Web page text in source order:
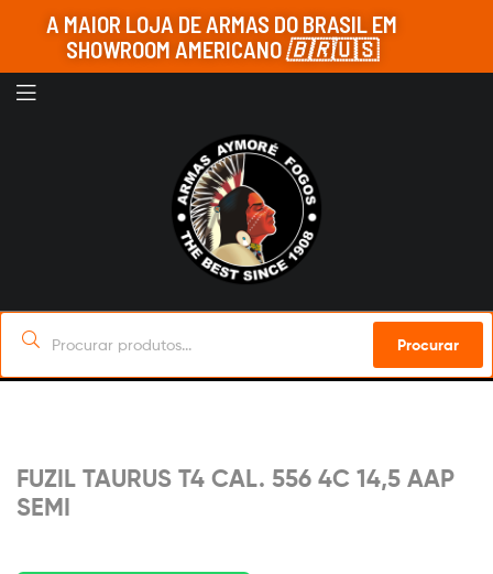
A MAIOR LOJA DE ARMAS DO BRASIL EM
SHOWROOM AMERICANO🇧🇷🇺🇸
Procurar
FUZIL TAURUS T4 CAL. 556 4C 14,5 AAP
SEMI